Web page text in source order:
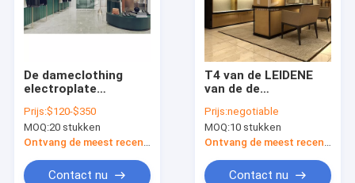
De dameclothing
electroplate
rekt Aangepaste
Tribunes
Prijs:$120-$350
MOQ:20 stukken
Contact nu
T4 van de LEIDENE
van de de
Boutiquezak
Showcase 8mm
Aangemaakt Glas
Prijs:negotiable
MOQ:10 stukken
Contact nu